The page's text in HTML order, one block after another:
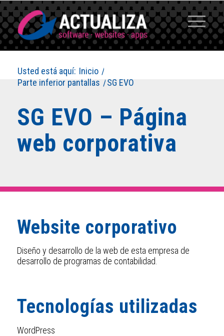
Usted está aquí: Inicio /
Parte inferior pantallas /SG EVO
SG EVO – Página
web corporativa
Website corporativo
Diseño y desarrollo de la web de esta empresa de
desarrollo de programas de contabilidad.
Tecnologías utilizadas
WordPress